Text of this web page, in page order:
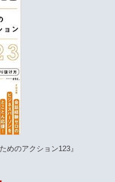
めのアクション123』